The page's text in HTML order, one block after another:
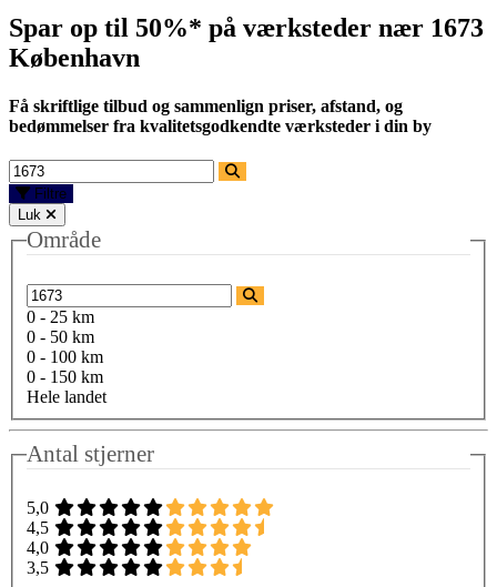
Spar op til 50%* på værksteder nær 1673
København
Få skriftlige tilbud og sammenlign priser, afstand, og
bedømmelser fra kvalitetsgodkendte værksteder i din by
Filtre
Luk
Område
0 - 25 km
0 - 50 km
0 - 100 km
0 - 150 km
Hele landet
Antal stjerner
5,0
4,5
4,0
3,5